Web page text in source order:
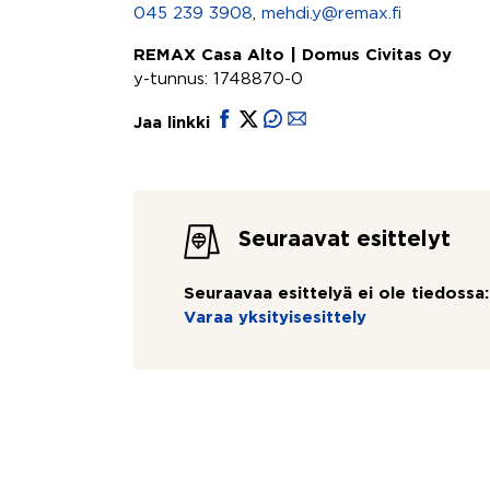
045 239 3908 mehdi.y@remax.fi
REMAX Casa Alto | Domus Civitas Oy
y-tunnus: 1748870-0
Jaa linkki
Seuraavat esittelyt
Seuraavaa esittelyä ei ole tiedossa:
Varaa yksityisesittely